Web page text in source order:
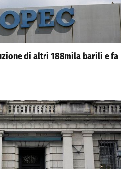
di altri 188mila barili e fa